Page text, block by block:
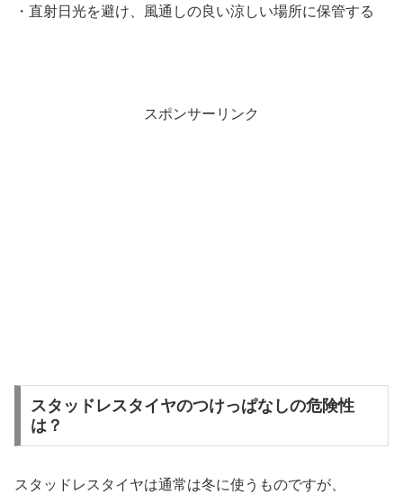
・直射日光を避け、風通しの良い涼しい場所に保管する
スポンサーリンク
スタッドレスタイヤのつけっぱなしの危険性
は？
スタッドレスタイヤは通常は冬に使うものですが、